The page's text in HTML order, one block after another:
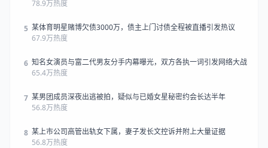
78.9万热度
5 某体育明星赌博欠债3000万，债主上门讨债全程被直播引发热议
67.9万热度
6 知名女演员与富二代男友分手内幕曝光，双方各执一词引发网络大战
65.4万热度
7 某男团成员深夜出逃被拍，疑似与已婚女星秘密约会长达半年
56.8万热度
8 某上市公司高管出轨女下属，妻子发长文控诉并附上大量证据
56.8万热度